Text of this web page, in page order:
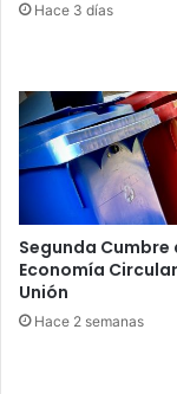
Hace 3 días
Segunda Cumbre
Economía
Unión
Hace 2 semanas